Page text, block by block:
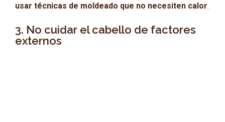
usar técnicas de moldeado que no necesiten calor.
3. No cuidar el cabello de factores
externos